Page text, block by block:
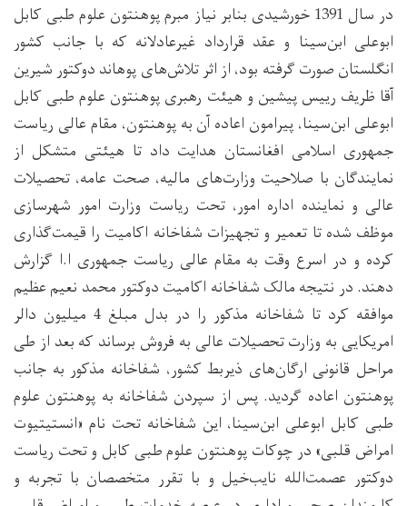
در سال 1391 خورشیدی بنابر نیاز مبرم پوهنتون علوم طبی کابل
ابوعلی ابن‌سینا و عقد قرارداد غیرعادلانه که با جانب کشور
انگلستان صورت گرفته بود، از اثر تلاش‌های پوهاند دوکتور شیرین
آقا ظریف رییس پیشین و هیئت رهبری پوهنتون علوم طبی کابل
ابوعلی ابن‌سینا، پیرامون اعاده‌ آن به پوهنتون، مقام عالی ریاست
جمهوری اسلامی افغانستان هدایت داد تا هیئتی متشکل از
نمایندگان با صلاحیت وزارت‌های مالیه، صحت عامه، تحصیلات
عالی و نماینده اداره امور، تحت ریاست وزارت امور شهرسازی
موظف شده تا تعمیر و تجهیزات شفاخانه اکامیت را قیمت‌گذاری
کرده و در اسرع وقت به مقام عالی ریاست جمهوری ا.ا گزارش
دهند. در نتیجه مالک شفاخانه اکامیت دوکتور محمد نعیم عظیم
موافقه کرد تا شفاخانه مذکور را در بدل مبلغ 4 میلیون دالر
امریکایی به وزارت تحصیلات عالی به فروش برساند که بعد از طی
مراحل قانونی ارگان‌های ذیربط کشور، شفاخانه مذکور به جانب
پوهنتون اعاده گردید. پس از سپردن شفاخانه به پوهنتون علوم
طبی کابل ابوعلی ابن‌سینا، این شفاخانه تحت نام «انستیتیوت
امراض قلبی» در چوکات پوهنتون علوم طبی کابل و تحت ریاست
دوکتور عصمت‌الله نایب‌خیل و با تقرر متخصصان با تجربه و